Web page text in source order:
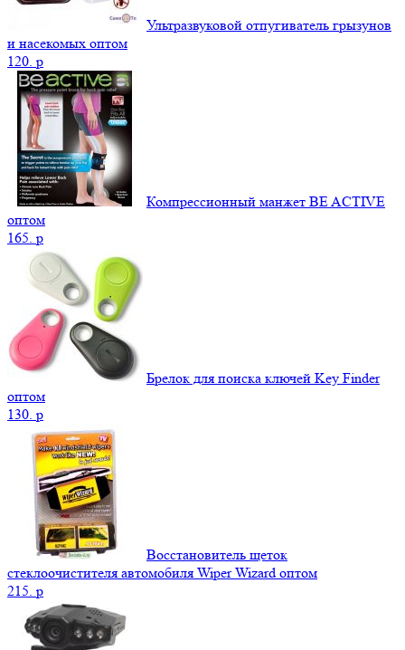
Ультразвуковой отпугиватель грызунов
и насекомых оптом
120. p
Компрессионный манжет BE ACTIVE
оптом
165. p
Брелок для поиска ключей Key Finder
оптом
130. p
Восстановитель щеток
стеклоочистителя автомобиля Wiper Wizard оптом
215. p